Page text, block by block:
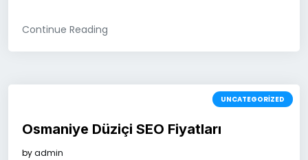
Continue Reading
UNCATEGORIZED
Osmaniye Düziçi SEO Fiyatları
byadmin